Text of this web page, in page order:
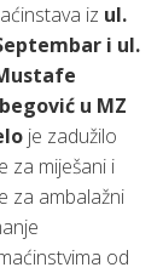
iz ul.
i ul.
u MZ
je zadužilo
za miješani i
za ambalažni
od